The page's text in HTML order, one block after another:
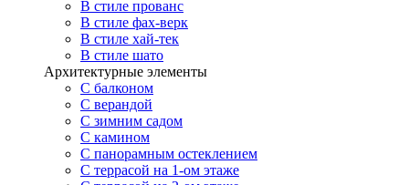
В стиле прованс
В стиле фах-верк
В стиле хай-тек
В стиле шато
Архитектурные элементы
С балконом
С верандой
С зимним садом
С камином
С панорамным остеклением
С террасой на 1-ом этаже